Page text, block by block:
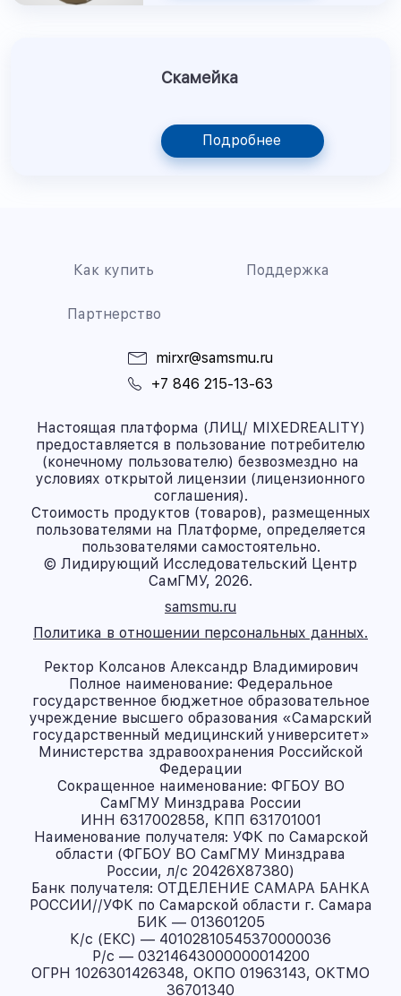
Скамейка
Подробнее
Как купить Поддержка
Партнерство
mirxr@samsmu.ru
+7 846 215-13-63
Настоящая платформа (ЛИЦ/ MIXEDREALITY)
предоставляется в пользование потребителю
(конечному пользователю) безвозмездно на
условиях открытой лицензии (лицензионного
соглашения).
Стоимость продуктов (товаров), размещенных
пользователями на Платформе, определяется
пользователями самостоятельно.
© Лидирующий Исследовательский Центр
СамГМУ, 2026.
samsmu.ru
Политика в отношении персональных данных.
Ректор Колсанов Александр Владимирович
Полное наименование: Федеральное
государственное бюджетное образовательное
учреждение высшего образования «Самарский
государственный медицинский университет»
Министерства здравоохранения Российской
Федерации
Сокращенное наименование: ФГБОУ ВО
СамГМУ Минздрава России
ИНН 6317002858, КПП 631701001
Наименование получателя: УФК по Самарской
области (ФГБОУ ВО СамГМУ Минздрава
России, л/с 20426X87380)
Банк получателя: ОТДЕЛЕНИЕ САМАРА БАНКА
РОССИИ//УФК по Самарской области г. Самара
БИК — 013601205
К/с (ЕКС) — 40102810545370000036
Р/с — 03214643000000014200
ОГРН 1026301426348, ОКПО 01963143, ОКТМО
36701340